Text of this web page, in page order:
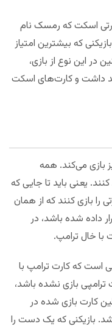
اسکت که رمسک نام
که بیشترین امتیاز
در این نوع از بازی،
داشت و کارت‌های اسکت
بازی می‌کند. همه
کنند. یعنی باید تا جایی که
را بازی کنند که از همان
داده شده باشد، در
با خال ترامپ.
است که کارت ترامپ با
ترامپی بازی نشده باشد،
کارت بازی شده در
بازیکنی که یک دست را